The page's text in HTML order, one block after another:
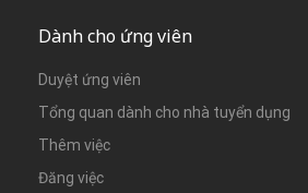
Dành cho ứng viên
Duyệt ứng viên
Tổng quan dành cho nhà tuyển dụng
Thêm việc
Đăng việc